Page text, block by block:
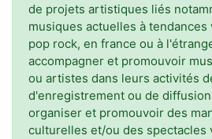
de projets artistiques liés
musiques actuelles à tendances
pop rock, en france ou à
accompagner et promouvoir
ou artistes dans leurs activités
d'enregistrement ou de
organiser et promouvoir des
culturelles et/ou des spectacles